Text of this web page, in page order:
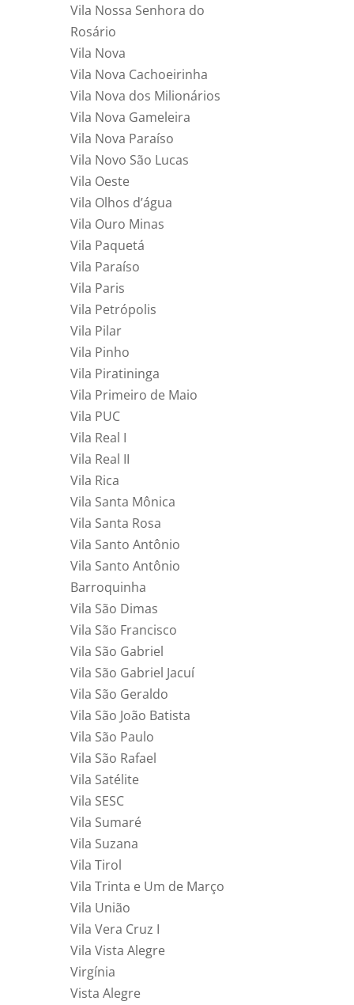
Vila Nossa Senhora do
Rosário
Vila Nova
Vila Nova Cachoeirinha
Vila Nova dos Milionários
Vila Nova Gameleira
Vila Nova Paraíso
Vila Novo São Lucas
Vila Oeste
Vila Olhos d’água
Vila Ouro Minas
Vila Paquetá
Vila Paraíso
Vila Paris
Vila Petrópolis
Vila Pilar
Vila Pinho
Vila Piratininga
Vila Primeiro de Maio
Vila PUC
Vila Real I
Vila Real II
Vila Rica
Vila Santa Mônica
Vila Santa Rosa
Vila Santo Antônio
Vila Santo Antônio
Barroquinha
Vila São Dimas
Vila São Francisco
Vila São Gabriel
Vila São Gabriel Jacuí
Vila São Geraldo
Vila São João Batista
Vila São Paulo
Vila São Rafael
Vila Satélite
Vila SESC
Vila Sumaré
Vila Suzana
Vila Tirol
Vila Trinta e Um de Março
Vila União
Vila Vera Cruz I
Vila Vista Alegre
Virgínia
Vista Alegre